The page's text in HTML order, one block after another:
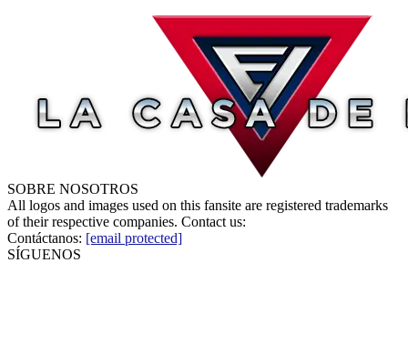
SOBRE NOSOTROS
All logos and images used on this fansite are registered trademarks
of their respective companies. Contact us:
Contáctanos: [email protected]
SÍGUENOS